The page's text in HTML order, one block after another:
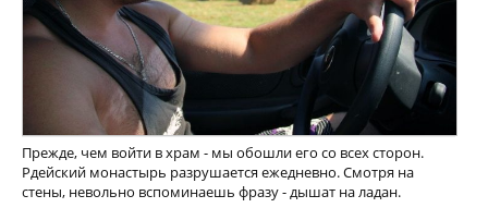
Прежде, чем войти в храм - мы обошли его со всех сторон.
Рдейский монастырь разрушается ежедневно. Смотря на
стены, невольно вспоминаешь фразу - дышат на ладан.